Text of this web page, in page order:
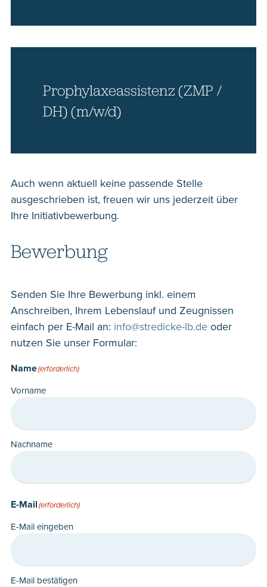
Prophylaxeassistenz (ZMP /
DH) (m/w/d)
Auch wenn aktuell keine passende Stelle
ausgeschrieben ist, freuen wir uns jederzeit über
Ihre Initiativbewerbung.
Bewerbung
Senden Sie Ihre Bewerbung inkl. einem
Anschreiben, Ihrem Lebenslauf und Zeugnissen
einfach per E-Mail an: info@stredicke-lb.deoder
nutzen Sie unser Formular:
Name(erforderlich)
Vorname
Nachname
E-Mail(erforderlich)
E-Mail eingeben
E-Mail bestätigen